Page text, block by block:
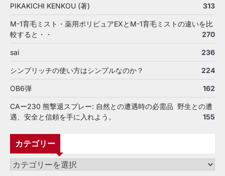
PIKAKICHI KENKOU (著)
313
M-1育毛ミスト・薬用ポリピュアEXとM-1育毛ミストの違いを比
較すると・・
270
sai 236
シンプリッチの使い方はシンプルなのか？ 224
OB6弾 162
CAー230 熊撃退スプレー: 自然との遭遇時の必需品 野生との遭
遇、安全と信頼を手に入れよう。
155
カテゴリー
カ